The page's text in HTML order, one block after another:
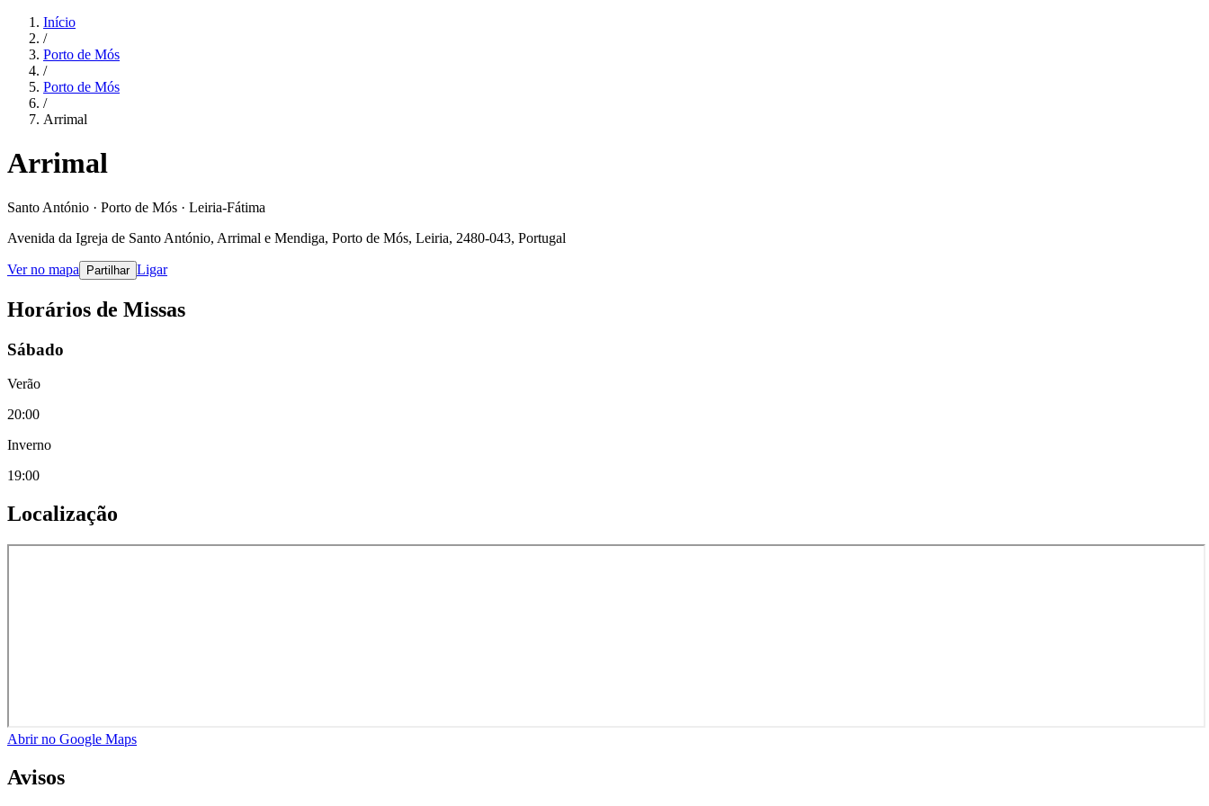
Início
/
Porto de Mós
/
Porto de Mós
/
Arrimal
Arrimal
Santo António · Porto de Mós · Leiria-Fátima
Avenida da Igreja de Santo António, Arrimal e Mendiga, Porto de Mós, Leiria, 2480-043, Portugal
Ver no mapa Partilhar Ligar
Horários de Missas
Sábado
Verão
20:00
Inverno
19:00
Localização
Abrir no Google Maps
Avisos